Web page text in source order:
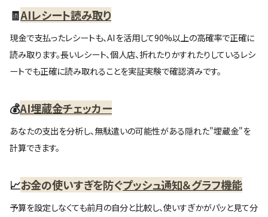
🧾AIレシート読み取り
現金で支払ったレシートも、AIを活用して90%以上の高確率で正確に
読み取ります。長いレシート、個人店、折れたりかすれたりしているレシ
ートでも正確に読み取れることを実証実験で確認済みです。
💰️AI埋蔵金チェッカー
あなたの支出を分析し、無駄遣いの可能性がある隠れた"埋蔵金"を
計算できます。
📈お金の使いすぎを防ぐプッシュ通知＆グラフ機能
予算を設定しなくても前月の自分と比較し、使いすぎかがパッと見て分